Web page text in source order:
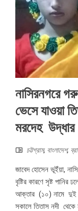
নাসিরনগরে
ভেসে যাওয়া
মরদেহ উদ্ধার
চট্টগ্রাম, বাংলাদেশ,
জাবেদ হোসেন ভূইঁয়া,
বৃষ্টির কারণে সৃষ্ট
আক্তার (১০) নামে দুই
সকালে তিতাস নদী